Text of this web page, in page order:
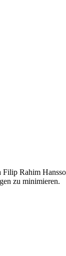
Rahim
zu minimieren.